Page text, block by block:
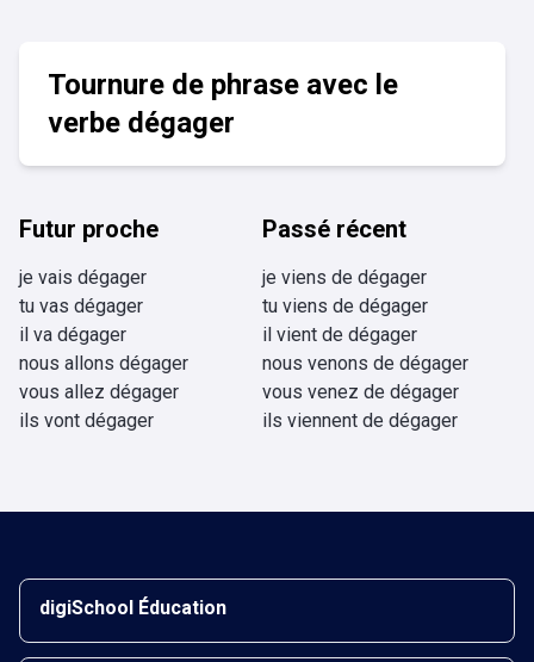
Tournure de phrase avec le
verbe dégager
Futur proche
je vais dégager
tu vas dégager
il va dégager
nous allons dégager
vous allez dégager
ils vont dégager
Passé récent
je viens de dégager
tu viens de dégager
il vient de dégager
nous venons de dégager
vous venez de dégager
ils viennent de dégager
digiSchool Éducation